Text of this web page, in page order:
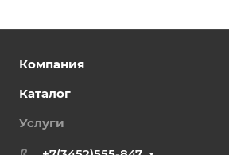
Компания
Каталог
Услуги